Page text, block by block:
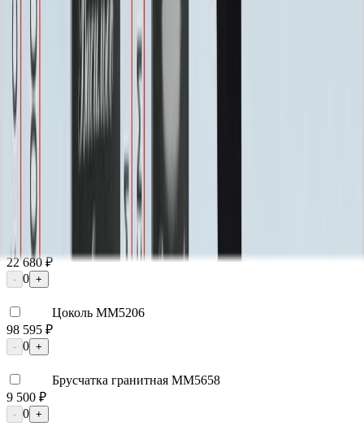
Цоколь ММ5395
22 800 ₽
- +
Цоколь ММ5396
25 200 ₽
+
Надгробная плита ММ5105
Лавочка ММ5430
22 680 ₽
- 0 +
Цоколь ММ5206
98 595 ₽
- 0 +
Брусчатка гранитная ММ5658
9 500 ₽
- 0 +